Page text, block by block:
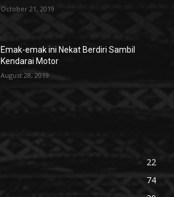
October 21, 2019
Emak-emak ini Nekat Berdiri Sambil
Kendarai Motor
August 28, 2019
22
74